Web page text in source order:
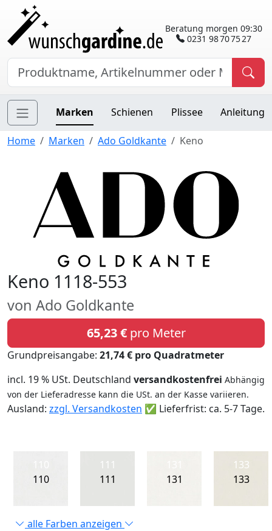
Beratung morgen 09:30
0231 98 70 75 27
Marken Schienen Plissee Anleitung
Home Marken Ado Goldkante Keno
Keno 1118-553
von Ado Goldkante
65,23 €pro Meter
Grundpreisangabe: 21,74 € pro Quadratmeter
incl. 19 % USt. Deutschland versandkostenfrei Abhängig
von der Lieferadresse kann die USt. an der Kasse variieren.
Ausland: zzgl. Versandkosten ✅ Lieferfrist: ca. 5-7 Tage.
110
111
111
131
133
133
alle Farben anzeigen